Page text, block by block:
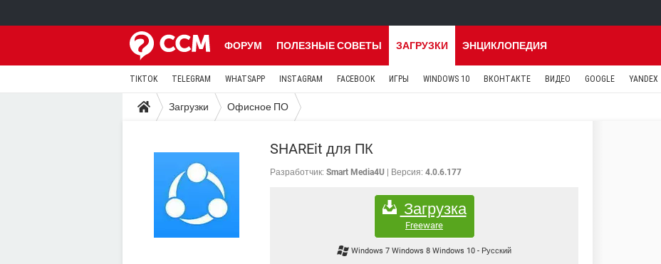
ФОРУМ ПОЛЕЗНЫЕ СОВЕТЫ ЗАГРУЗКИ ЭНЦИКЛОПЕДИЯ
TIKTOK TELEGRAM WHATSAPP INSTAGRAM FACEBOOK ИГРЫ WINDOWS 10 ВКОНТАКТЕ ВИДЕО GOOGLE YANDEX
Загрузки Офисное ПО
SHAREit для ПК
Разработчик: Smart Media4U Версия: 4.0.6.177
Загрузка
Freeware
Windows 7 Windows 8 Windows 10- Русский